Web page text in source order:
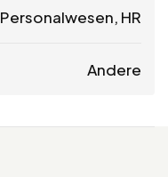
Personalwesen, HR
Andere